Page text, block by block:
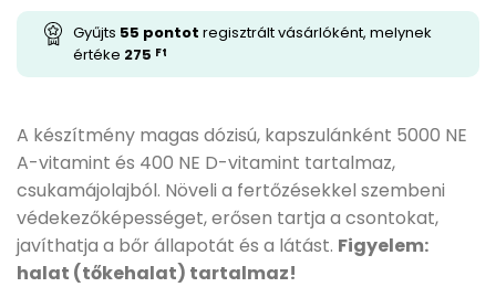
Gyűjts 55 pontot regisztrált vásárlóként, melynek
értéke 275 Ft
A készítmény magas dózisú, kapszulánként 5000 NE
A-vitamint és 400 NE D-vitamint tartalmaz,
csukamájolajból. Növeli a fertőzésekkel szembeni
védekezőképességet, erősen tartja a csontokat,
javíthatja a bőr állapotát és a látást. Figyelem:
halat (tőkehalat) tartalmaz!